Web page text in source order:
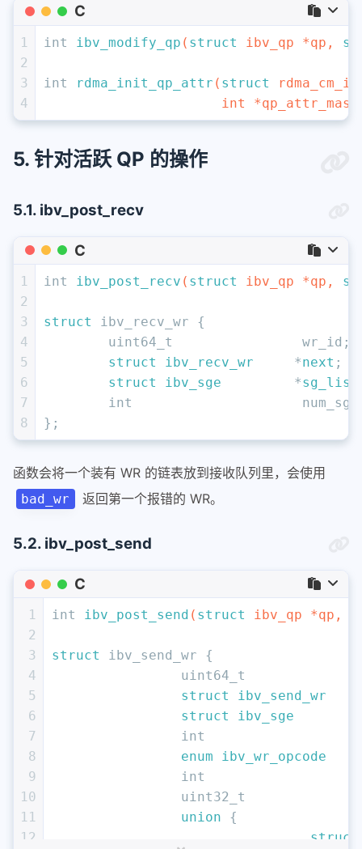
C
1
2
3
4
int ibv_modify_qp ( struct ibv_qp *qp,
int rdma_init_qp_attr ( struct
int
5. 针对活跃 QP 的操作
5.1. ibv_post_recv
C
1
2
3
4
5
6
7
8
int ibv_post_recv ( struct ibv_qp *qp,
struct
ibv_recv_wr {
uint64_t
		wr_id;
struct
ibv_recv_wr
     *
next ;
struct
ibv_sge
	       *
sg_list
int
};
函数会将一个装有 WR 的链表放到接收队列里，会使用
bad_wr 返回第一个报错的 WR。
5.2. ibv_post_send
C
1
2
3
4
5
6
7
8
9
10
11
12
int ibv_post_send ( struct ibv_qp *qp,
struct
ibv_send_wr {
uint64_t
struct
ibv_send_wr
struct
ibv_sge
int
enum
ibv_wr_opcode
int
uint32_t
union {
struct